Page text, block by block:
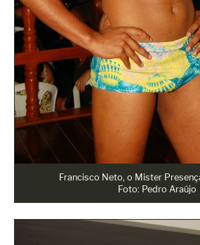
Francisco Neto, o Mister
Foto: Pedro Araújo